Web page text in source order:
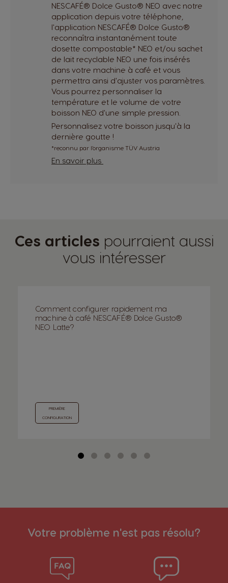
Profitez de bons plans exclusifs sur les capsules et les
machines NESCAFÉ Dolce Gusto®
Ne ratez pas les dernières actualités : nouveautés,
opérations spéciales...
Connexion
NESCAFÉ® Dolce Gusto® NEO avec notre
application depuis votre téléphone,
l'application NESCAFÉ® Dolce Gusto®
reconnaîtra instantanément toute
dosette compostable* NEO et/ou sachet
de lait recyclable NEO une fois insérés
dans votre machine à café et vous
permettra ainsi d'ajuster vos paramètres.
Vous pourrez personnaliser la
température et le volume de votre
boisson NEO d'une simple pression.
Personnalisez votre boisson jusqu'à la
dernière goutte !
*reconnu par l’organisme TÜV Austria
En savoir plus
Ces articles pourraient aussi
vous intéresser
Comment configurer rapidement ma
machine à café NESCAFÉ® Dolce Gusto®
NEO Latte?
PREMIÈRE
CONFIGURATION
Votre problème n'est pas résolu?